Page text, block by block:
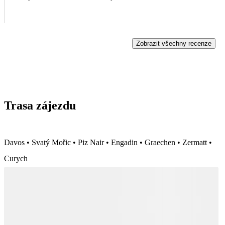
Zobrazit všechny recenze
Trasa zájezdu
Davos • Svatý Mořic • Piz Nair • Engadin • Graechen • Zermatt •
Curych